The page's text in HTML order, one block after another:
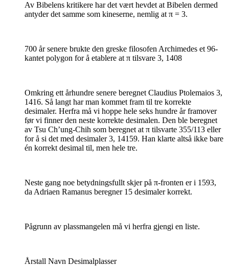
Av Bibelens kritikere har det vært hevdet at Bibelen dermed
antyder det samme som kineserne, nemlig at π = 3.
700 år senere brukte den greske filosofen Archimedes et 96-
kantet polygon for å etablere at π tilsvare 3, 1408
Omkring ett århundre senere beregnet Claudius Ptolemaios 3,
1416. Så langt har man kommet fram til tre korrekte
desimaler. Herfra må vi hoppe hele seks hundre år framover
før vi finner den neste korrekte desimalen. Den ble beregnet
av Tsu Ch’ung-Chih som beregnet at π tilsvarte 355/113 eller
for å si det med desimaler 3, 14159. Han klarte altså ikke bare
én korrekt desimal til, men hele tre.
Neste gang noe betydningsfullt skjer på π-fronten er i 1593,
da Adriaen Ramanus beregner 15 desimaler korrekt.
Pågrunn av plassmangelen må vi herfra gjengi en liste.
Årstall Navn Desimalplasser